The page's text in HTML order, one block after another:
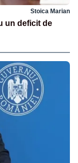
Stoica Marian
un deficit de